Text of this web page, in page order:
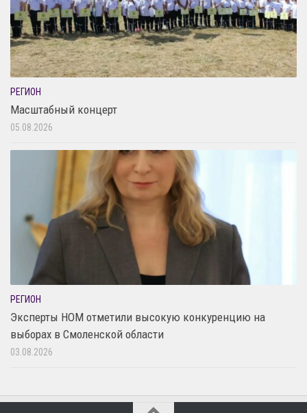
РЕГИОН
Масштабный концерт
05.08.2026
РЕГИОН
Эксперты НОМ отметили высокую конкуренцию на
выборах в Смоленской области
03.08.2026